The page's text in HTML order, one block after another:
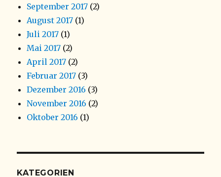
September 2017 (2)
August 2017 (1)
Juli 2017 (1)
Mai 2017 (2)
April 2017 (2)
Februar 2017 (3)
Dezember 2016 (3)
November 2016 (2)
Oktober 2016 (1)
KATEGORIEN